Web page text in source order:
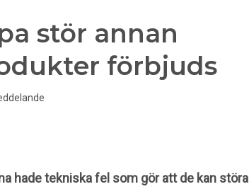
stör annan
förbjuds
hade tekniska fel som gör att de kan störa